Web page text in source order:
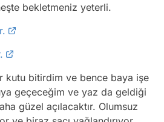
bekletmeniz yeterli.
kutu bitirdim ve bence baya işe
geçeceğim ve yaz da geldiği
güzel açılacaktır. Olumsuz